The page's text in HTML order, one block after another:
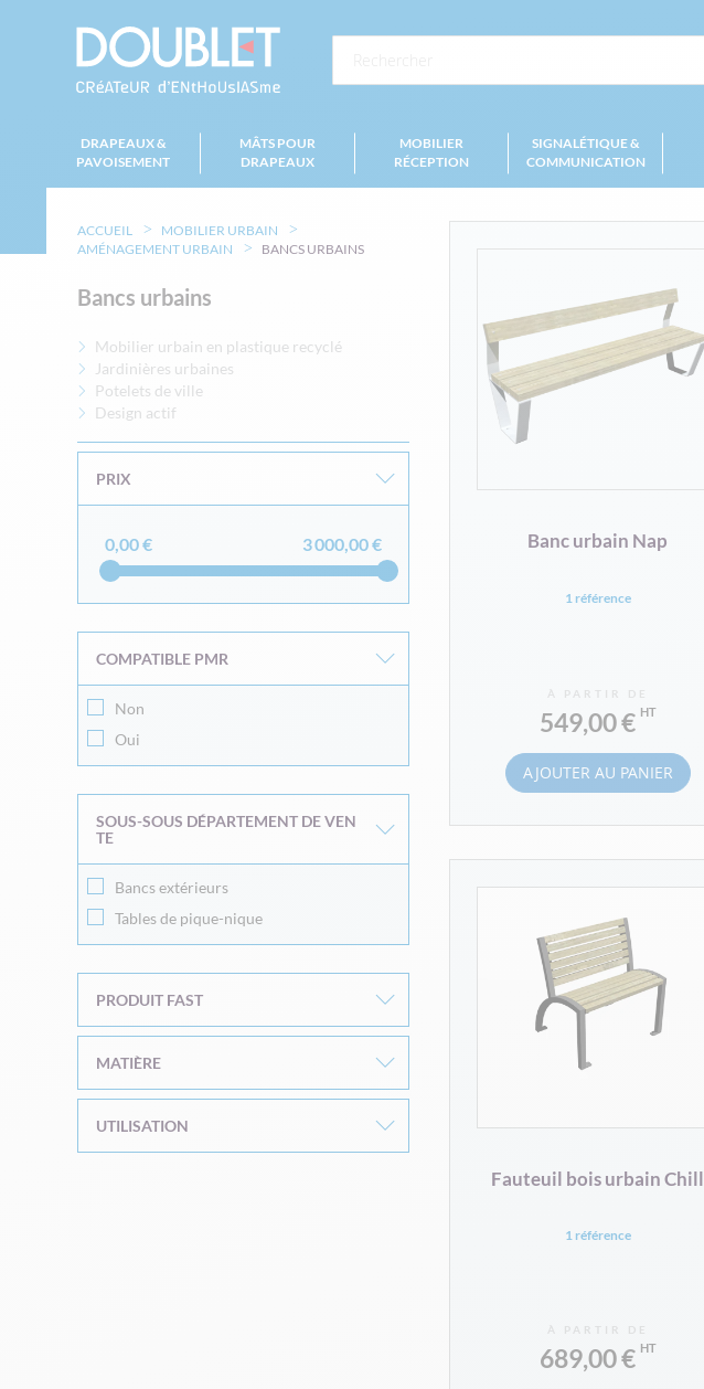
DRAPEAUX &
PAVOISEMENT
MÂTS POUR
DRAPEAUX
MOBILIER
RÉCEPTION
SIGNALÉTIQUE &
COMMUNICATION
Banc urbain Nap
1 référence
À PARTIR DE
549,00 €
AJOUTER AU PANIER
Fauteuil bois urbain Chill
1 référence
À PARTIR DE
689,00 €
ACCUEIL
MOBILIER URBAIN
AMÉNAGEMENT URBAIN
BANCS URBAINS
Bancs urbains
Mobilier urbain en plastique recyclé
Jardinières urbaines
Potelets de ville
Design actif
PRIX
0,00 € 3 000,00 €
COMPATIBLE PMR
Non
Oui
SOUS-SOUS DÉPARTEMENT DE VEN
TE
Bancs extérieurs
Tables de pique-nique
PRODUIT FAST
MATIÈRE
UTILISATION